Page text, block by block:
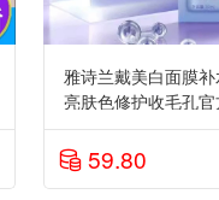
雅诗兰戴美白面膜
亮肤色修护收毛孔
59.80